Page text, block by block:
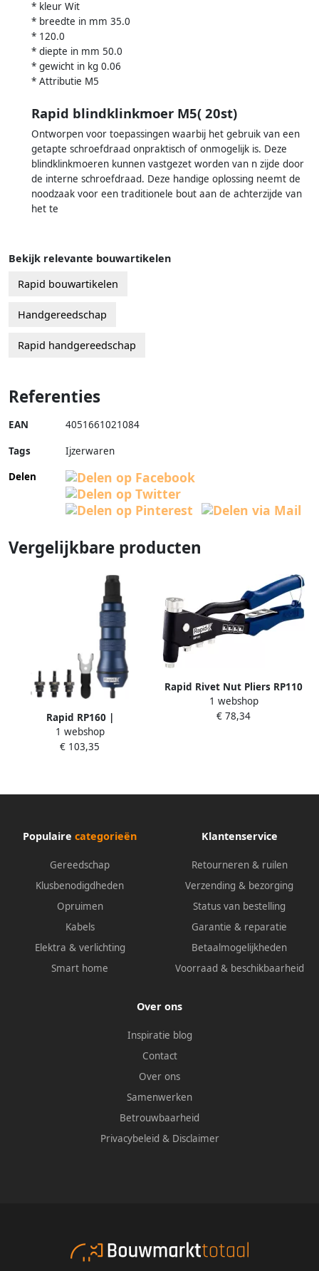
* kleur Wit
* breedte in mm 35.0
* 120.0
* diepte in mm 50.0
* gewicht in kg 0.06
* Attributie M5
Rapid blindklinkmoer M5( 20st)
Ontworpen voor toepassingen waarbij het gebruik van een
getapte schroefdraad onpraktisch of onmogelijk is. Deze
blindklinkmoeren kunnen vastgezet worden van n zijde door
de interne schroefdraad. Deze handige oplossing neemt de
noodzaak voor een traditionele bout aan de achterzijde van
het te
Bekijk relevante bouwartikelen
Rapid bouwartikelen
Handgereedschap
Rapid handgereedschap
Referenties
EAN 4051661021084
Tags
Ijzerwaren
Delen
Vergelijkbare producten
Rapid RP160 |
Blindklinkmoeradapter
5001483
1 webshop
€ 103,35
Rapid Rivet Nut Pliers RP110
Box 5001722
1 webshop
€ 78,34
Populaire categorieën
Gereedschap
Klusbenodigdheden
Opruimen
Kabels
Elektra & verlichting
Smart home
Klantenservice
Retourneren & ruilen
Verzending & bezorging
Status van bestelling
Garantie & reparatie
Betaalmogelijkheden
Voorraad & beschikbaarheid
Over ons
Inspiratie blog
Contact
Over ons
Samenwerken
Betrouwbaarheid
Privacybeleid & Disclaimer